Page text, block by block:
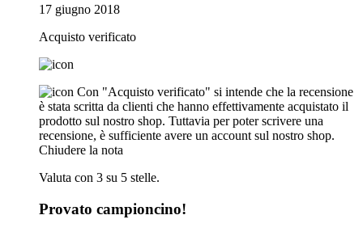
17 giugno 2018
Acquisto verificato
Con "Acquisto verificato" si intende che la recensione
è stata scritta da clienti che hanno effettivamente acquistato il
prodotto sul nostro shop. Tuttavia per poter scrivere una
recensione, è sufficiente avere un account sul nostro shop.
Chiudere la nota
Valuta con 3 su 5 stelle.
Provato campioncino!